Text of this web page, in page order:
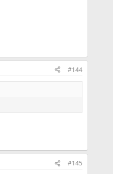
#144
#145